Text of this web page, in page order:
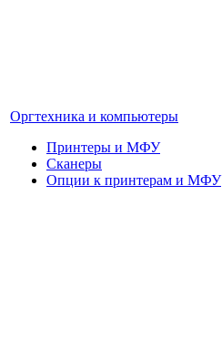
Оргтехника и компьютеры
Принтеры и МФУ
Сканеры
Опции к принтерам и МФУ